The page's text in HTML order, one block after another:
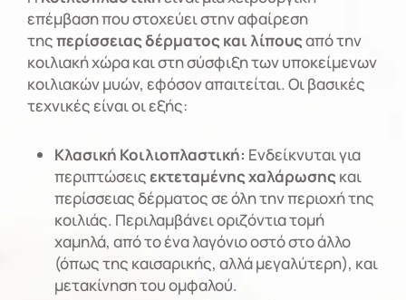
επέμβαση που στοχεύει στην αφαίρεση
τηςπερίσσειας δέρματος και λίπουςαπό την
κοιλιακή χώρα και στη σύσφιξη των υποκείμενων
κοιλιακών μυών, εφόσον απαιτείται. Οι βασικές
τεχνικές είναι οι εξής:
Κλασική Κοιλιοπλαστική: Ενδείκνυται για
περιπτώσειςεκτεταμένης χαλάρωσης και
περίσσειας δέρματος σε όλη την περιοχή της
κοιλιάς. Περιλαμβάνει οριζόντια τομή
χαμηλά, από το ένα λαγόνιο οστό στο άλλο
(όπως της καισαρικής, αλλά μεγαλύτερη), και
μετακίνηση του ομφαλού.